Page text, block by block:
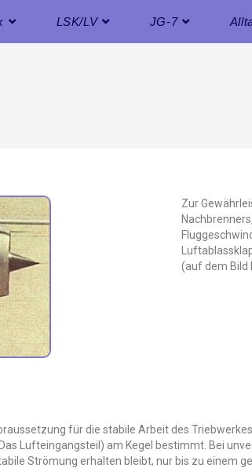
LSK/LV JG-7
Zur
(auf dem Bild
für die stabile Arbeit des
Lufteingangsteil) am Kegel bestimmt. Bei
Strömung erhalten bleibt, nur bis zu einem